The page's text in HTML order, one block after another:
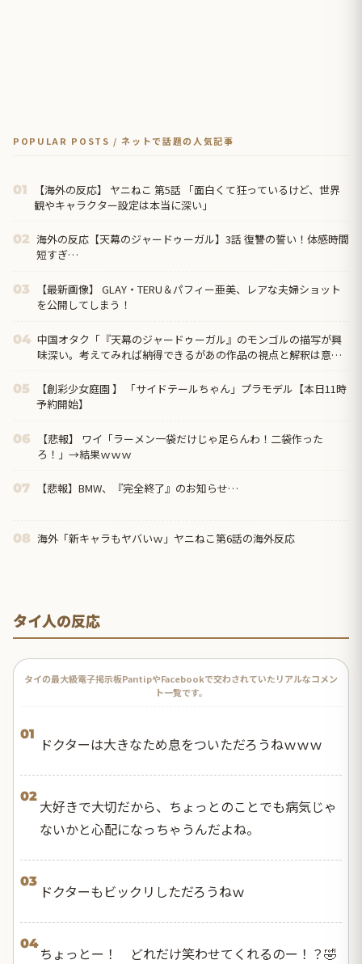
POPULAR POSTS / ネットで話題の人気記事
01
【海外の反応】 ヤニねこ 第5話 「面白くて狂っているけど、世界
観やキャラクター設定は本当に深い」
02 海外の反応【天幕のジャードゥーガル】3話 復讐の誓い！体感時間
短すぎ…
03
【最新画像】 GLAY・TERU＆パフィー亜美、レアな夫婦ショット
を公開してしまう！
04 中国オタク「『天幕のジャードゥーガル』のモンゴルの描写が興
味深い。考えてみれば納得できるがあの作品の視点と解釈は意外
05
【創彩少女庭園 】 「サイドテールちゃん」プラモデル【本日11時
予約開始】
06
【悲報】 ワイ「ラーメン一袋だけじゃ足らんわ！二袋作った
ろ！」→結果ｗｗｗ
07 【悲報】BMW、『完全終了』のお知らせ…
08 海外「新キャラもヤバいｗ」ヤニねこ第6話の海外反応
タイ人の反応
タイの最大級電子掲示板PantipやFacebookで交わされていたリアルなコメン
ト一覧です。
01
ドクターは大きなため息をついただろうねｗｗｗ
02
大好きで大切だから、ちょっとのことでも病気じゃ
ないかと心配になっちゃうんだよね。
03
ドクターもビックリしただろうねｗ
04
ちょっとー！ どれだけ笑わせてくれるのー！？🤣